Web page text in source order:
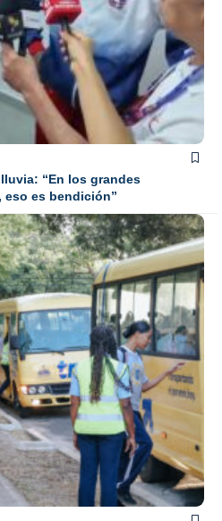
“En los grandes
eso es bendición”